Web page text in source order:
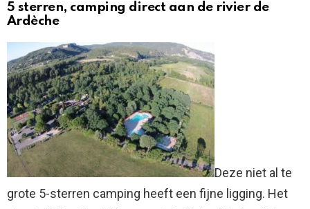
5 sterren, camping direct aan de rivier de
Ardèche
Deze niet al te
grote 5-sterren camping heeft een fijne ligging. Het